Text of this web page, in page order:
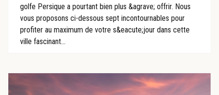
golfe Persique a pourtant bien plus &agrave; offrir. Nous
vous proposons ci-dessous sept incontournables pour
profiter au maximum de votre s&eacute;jour dans cette
ville fascinant...